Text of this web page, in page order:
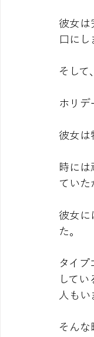
彼女は
口にし
そして
ホリデ
彼女は
時には
ていた
彼女に
た。
タイ
して
人もい
そんな